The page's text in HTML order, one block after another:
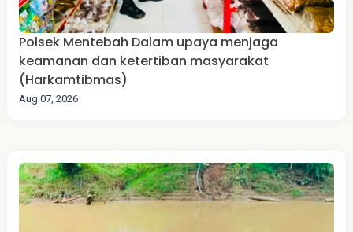
Polsek Mentebah Dalam upaya menjaga
keamanan dan ketertiban masyarakat
(Harkamtibmas)
Aug 07, 2026